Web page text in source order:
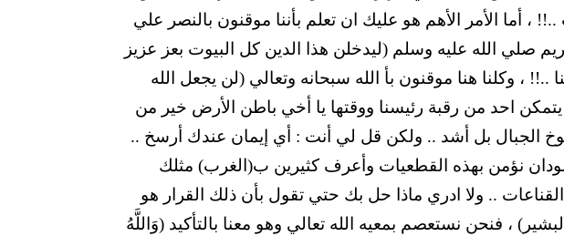
، أما الأمر الأهم هو عليك ان تعلم بأننا موقنون بالنصر علي
صلي الله عليه وسلم (ليدخلن هذا الدين كل البيوت بعز عزيز
..!! ، وكلنا هنا موقنون بأ الله سبحانه وتعالي (لن يجعل الله
يتمكن احد من رقبة رئيسنا ووقتها يا أخي باطن الأرض خير من
الجبال بل أشد .. ولكن قل لي أنت : أي إيمان عندك أرسخ ..
نؤمن بهذه القطعيات وأعرف كثيرين ب(الغرب) مثلك
.. ولا ادري ماذا حل بك حتي تقول بأن ذلك القرار هو
، فنحن نستعصم بمعيه الله تعالي وهو معنا بالتأكيد (وَاللَّهُ